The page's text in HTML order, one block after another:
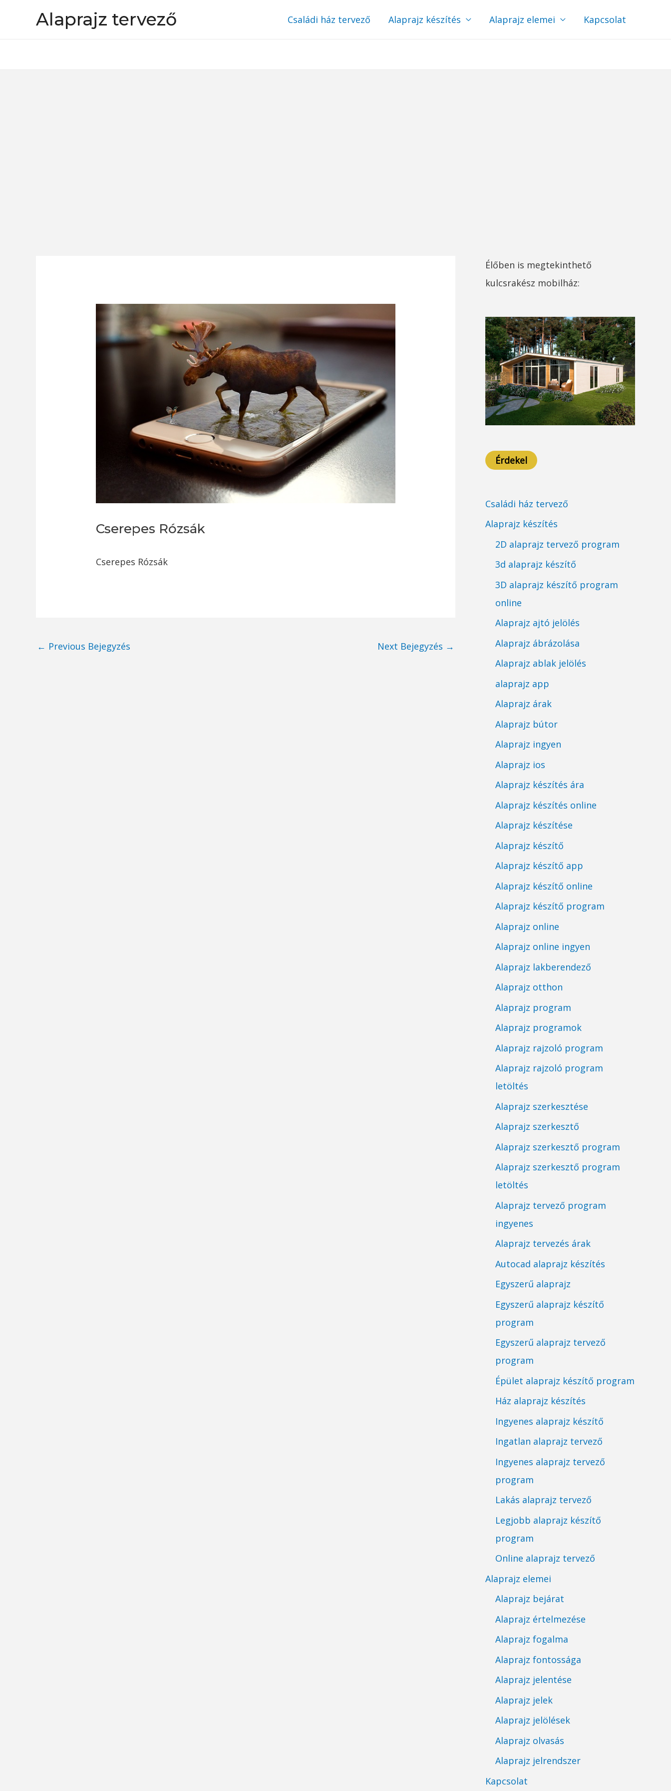
Alaprajz tervező Családi ház tervező Alaprajz készítés Alaprajz elemei Kapcsolat
Cserepes Rózsák
Cserepes Rózsák
Post
← Previous Bejegyzés Next Bejegyzés →
Élőben is megtekinthető
kulcsrakész mobilház:
Érdekel
Családi ház tervező
Alaprajz készítés
2D alaprajz tervező program
3d alaprajz készítő
3D alaprajz készítő program
online
Alaprajz ajtó jelölés
Alaprajz ábrázolása
Alaprajz ablak jelölés
alaprajz app
Alaprajz árak
Alaprajz bútor
Alaprajz ingyen
Alaprajz ios
Alaprajz készítés ára
Alaprajz készítés online
Alaprajz készítése
Alaprajz készítő
Alaprajz készítő app
Alaprajz készítő online
Alaprajz készítő program
Alaprajz online
Alaprajz online ingyen
Alaprajz lakberendező
Alaprajz otthon
Alaprajz program
Alaprajz programok
Alaprajz rajzoló program
Alaprajz rajzoló program
letöltés
Alaprajz szerkesztése
Alaprajz szerkesztő
Alaprajz szerkesztő program
Alaprajz szerkesztő program
letöltés
Alaprajz tervező program
ingyenes
Alaprajz tervezés árak
Autocad alaprajz készítés
Egyszerű alaprajz
Egyszerű alaprajz készítő
program
Egyszerű alaprajz tervező
program
Épület alaprajz készítő program
Ház alaprajz készítés
Ingyenes alaprajz készítő
Ingatlan alaprajz tervező
Ingyenes alaprajz tervező
program
Lakás alaprajz tervező
Legjobb alaprajz készítő
program
Online alaprajz tervező
Alaprajz elemei
Alaprajz bejárat
Alaprajz értelmezése
Alaprajz fogalma
Alaprajz fontossága
Alaprajz jelentése
Alaprajz jelek
Alaprajz jelölések
Alaprajz olvasás
Alaprajz jelrendszer
Kapcsolat